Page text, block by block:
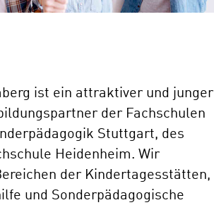
ist ein attraktiver und junger
der Fachschulen
Stuttgart, des
Heidenheim. Wir
der Kindertagesstätten,
und Sonderpädagogische